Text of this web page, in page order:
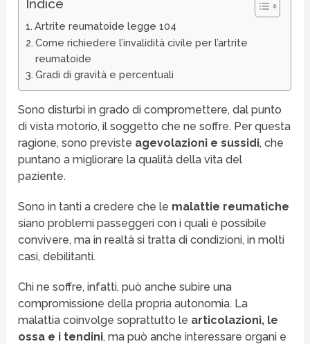
Indice
Artrite reumatoide legge 104
Come richiedere l’invalidità civile per l’artrite
reumatoide
Gradi di gravità e percentuali
Sono disturbi in grado di compromettere, dal punto
di vista motorio, il soggetto che ne soffre. Per questa
ragione, sono previste agevolazioni e sussidi, che
puntano a migliorare la qualità della vita del
paziente.
Sono in tanti a credere che le malattie reumatiche
siano problemi passeggeri con i quali è possibile
convivere, ma in realtà si tratta di condizioni, in molti
casi, debilitanti.
Chi ne soffre, infatti, può anche subire una
compromissione della propria autonomia. La
malattia coinvolge soprattutto le articolazioni, le
ossa e i tendini, ma può anche interessare organi e